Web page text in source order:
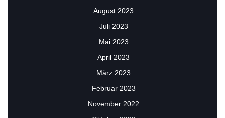
August 2023
Juli 2023
Mai 2023
April 2023
März 2023
Februar 2023
November 2022